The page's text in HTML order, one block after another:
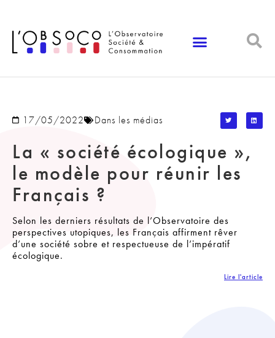
17/05/2022 Dans les médias
La « société écologique »,
le modèle pour réunir les
Français ?
Selon les derniers résultats de l’Observatoire des
perspectives utopiques, les Français affirment rêver
d’une société sobre et respectueuse de l’impératif
écologique.
Lire l'article